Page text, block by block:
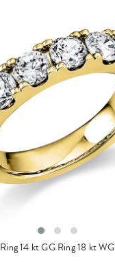
Ring 14 kt GGRing 18 kt WG